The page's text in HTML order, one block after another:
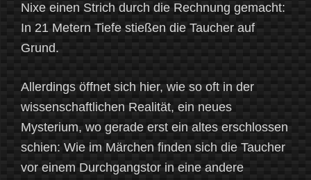
Nixe einen Strich durch die Rechnung gemacht:
In 21 Metern Tiefe stießen die Taucher auf
Grund.
Allerdings öffnet sich hier, wie so oft in der
wissenschaftlichen Realität, ein neues
Mysterium, wo gerade erst ein altes erschlossen
schien: Wie im Märchen finden sich die Taucher
vor einem Durchgangstor in eine andere